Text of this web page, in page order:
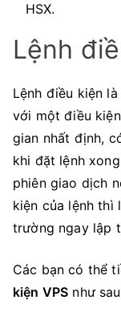
HSX.
Lệnh
Lệnh điều kiện
với một điều
gian nhất định,
khi đặt lệnh
phiên giao dịch
kiện của lệnh thì
trường ngay lập
Các bạn có thể
kiện VPS như